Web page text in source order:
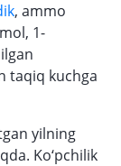
, ammo
1-
taqiq kuchga
yilning
Ko‘pchilik